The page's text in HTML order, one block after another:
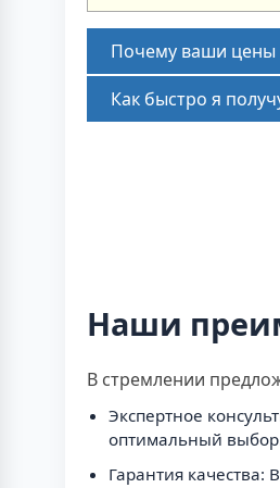
Почему ваши цены
Как быстро я
Наши
В стремлении
Экспертное
оптимальный
Гарантия качества: